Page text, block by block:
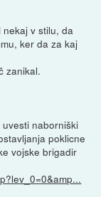
v stilu, da
ker da za kaj
zanikal.
naborniški
poklicne
vojske brigadir